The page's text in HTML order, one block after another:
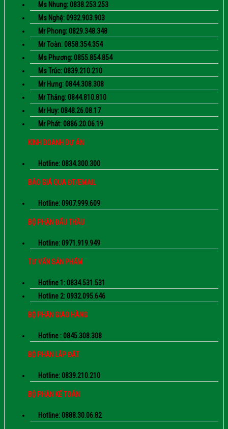
Ms Nhung: 0838.253.253
Ms Nghệ: 0932.903.903
Mr Phong: 0829.348.348
Mr Toàn: 0858.354.354
Ms Phương: 0855.854.854
Ms Trúc: 0839.210.210
Mr Hưng: 0844.308.308
Mr Thắng: 0844.810.810
Mr Huy: 0848.26.08.17
Mr Phát: 0886.20.06.19
KINH DOANH DỰ ÁN
Hotline: 0834.300.300
BÁO GIÁ QUA ĐT/EMAIL
Hotline: 0907.999.609
BỘ PHẬN ĐẤU THẦU
Hotline: 0971.919.949
TƯ VẤN SẢN PHẨM
Hotline 1: 0834.531.531
Hotline 2: 0932.095.646
BỘ PHẬN GIAO HÀNG
Hotline : 0845.308.308
BỘ PHẬN LẮP ĐẶT
Hotline: 0839.210.210
BỘ PHẬN KẾ TOÁN
Hotline: 0888.30.06.82